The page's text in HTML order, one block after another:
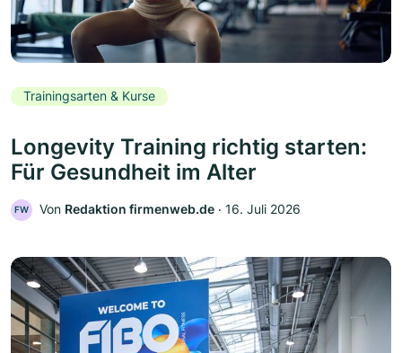
Trainingsarten & Kurse
Longevity Training richtig starten:
Für Gesundheit im Alter
FW Von Redaktion firmenweb.de ‧ 16. Juli 2026